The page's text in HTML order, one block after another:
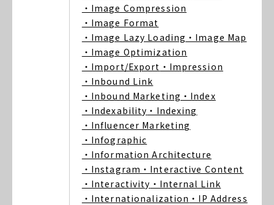
・Image Compression
・Image Format
・Image Lazy Loading ・Image Map
・Image Optimization
・Import/Export ・Impression
・Inbound Link
・Inbound Marketing ・Index
・Indexability ・Indexing
・Influencer Marketing
・Infographic
・Information Architecture
・Instagram ・Interactive Content
・Interactivity ・Internal Link
・Internationalization ・IP Address